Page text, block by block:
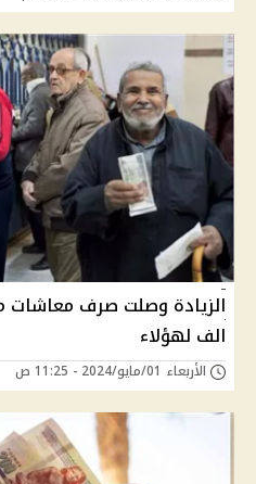
الف لهؤلاء
الأربعاء 01/مايو/2024 - 11:25 ص